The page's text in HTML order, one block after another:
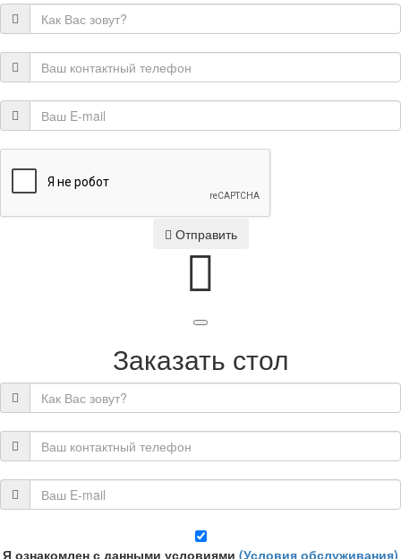
Отправить
Заказать стол
Я ознакомлен с данными условиями (Условия обслуживания)